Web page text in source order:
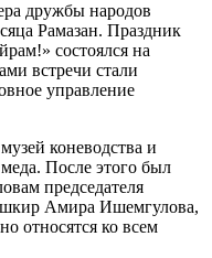
дружбы народов
Рамазан. Праздник
состоялся на
встречи стали
управление
коневодства и
После этого был
председателя
Амира Ишемгулова,
относятся ко всем